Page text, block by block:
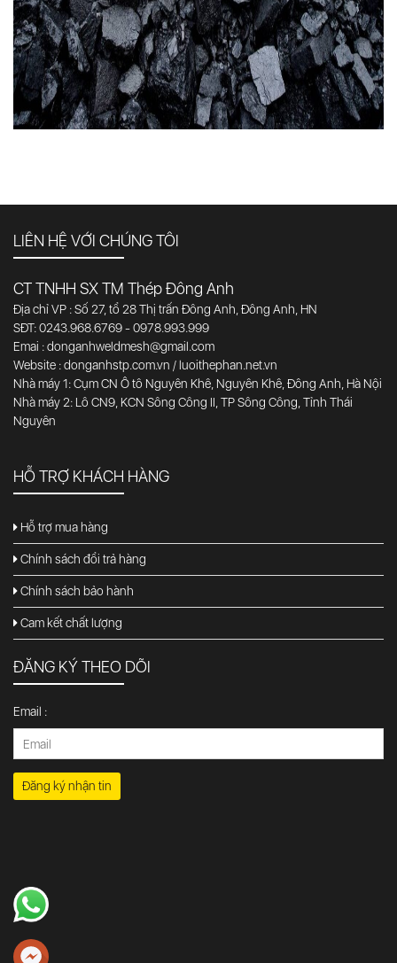
LIÊN HỆ VỚI CHÚNG TÔI
CT TNHH SX TM Thép Đông Anh
Địa chỉ VP : Số 27, tổ 28 Thị trấn Đông Anh, Đông Anh, HN
SĐT: 0243.968.6769 - 0978.993.999
Emai : donganhweldmesh@gmail.com
Website : donganhstp.com.vn / luoithephan.net.vn
Nhà máy 1: Cụm CN Ô tô Nguyên Khê, Nguyên Khê, Đông Anh, Hà Nội
Nhà máy 2: Lô CN9, KCN Sông Công II, TP Sông Công, Tỉnh Thái
Nguyên
HỖ TRỢ KHÁCH HÀNG
Hỗ trợ mua hàng
Chính sách đổi trả hàng
Chính sách bảo hành
Cam kết chất lượng
ĐĂNG KÝ THEO DÕI
Email :
Đăng ký nhận tin